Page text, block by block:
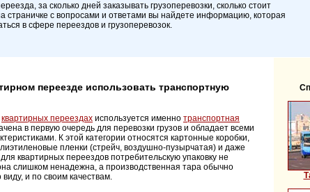
за сколько дней заказывать грузоперевозки, сколько стоит
страничке с вопросами и ответами вы найдете информацию, которая
в сфере переездов и грузоперевозок.
переезде использовать транспортную
квартирных переездах используется именно транспортная
в первую очередь для перевозки грузов и обладает всеми
К этой категории относятся картонные коробки,
пленки (стрейч, воздушно-пузырчатая) и даже
квартирных переездов потребительскую упаковку не
слишком ненадежна, а производственная тара обычно
и по своим качествам.